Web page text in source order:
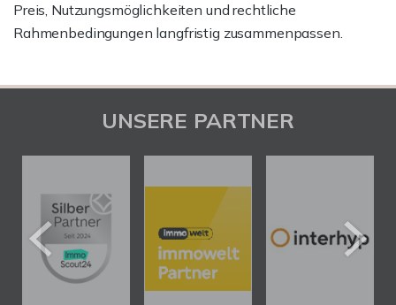
Preis, Nutzungsmöglichkeiten und rechtliche
Rahmenbedingungen langfristig zusammenpassen.
UNSERE PARTNER